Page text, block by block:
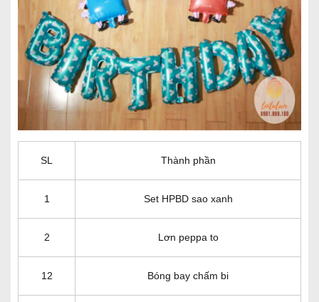
SL Thành phần
1 Set HPBD sao xanh
2 Lơn peppa to
12 Bóng bay chấm bi